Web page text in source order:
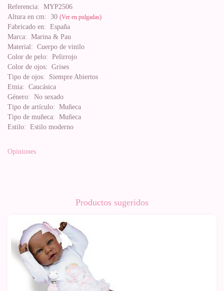
Referencia: MYP2506
Altura en cm: 30 (Ver en pulgadas)
Fabricado en: España
Marca: Marina & Pau
Material: Cuerpo de vinilo
Color de pelo: Pelirrojo
Color de ojos: Grises
Tipo de ojos: Siempre Abiertos
Etnia: Caucásica
Género: No sexado
Tipo de artículo: Muñeca
Tipo de muñeca: Muñeca
Estilo: Estilo moderno
Opiniones
Productos sugeridos